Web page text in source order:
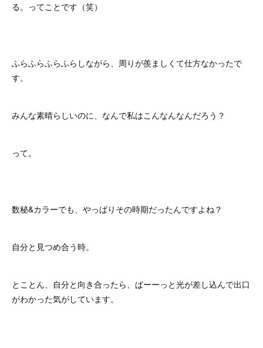
る。ってことです（笑）
ふらふらふらふらしながら、周りが羨ましくて仕方なかったで
す。
みんな素晴らしいのに、なんで私はこんなんなんだろう？
って。
数秘&カラーでも、やっぱりその時期だったんですよね？
自分と見つめ合う時。
とことん、自分と向き合ったら、ぱーーっと光が差し込んで出口
がわかった気がしています。